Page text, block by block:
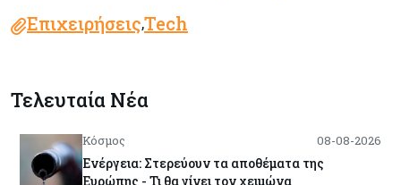
Επιχειρήσεις,Tech
Τελευταία Νέα
Κόσμος 08-08-2026
Ενέργεια: Στερεύουν τα αποθέματα της
Ευρώπης - Τι θα γίνει τον χειμώνα